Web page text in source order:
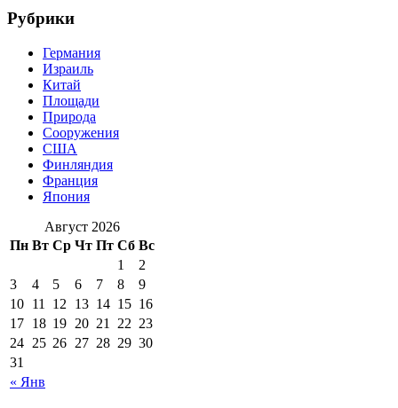
Рубрики
Германия
Израиль
Китай
Площади
Природа
Сооружения
США
Финляндия
Франция
Япония
Август 2026
Пн Вт Ср Чт Пт Сб Вс
« Янв
1
2
3
4 5 6 7 8
9
10 11 12 13 14 15 16
17 18 19 20 21 22 23
24 25 26 27 28 29 30
31